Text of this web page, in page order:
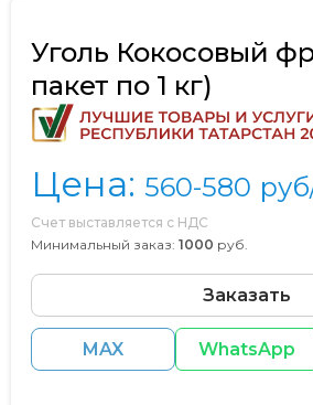
Уголь Кокосовый
пакет по 1 кг)
Цена: 560-580
Счет выставляется с НДС
Минимальный заказ: 1000 руб.
Заказать
MAX WhatsApp